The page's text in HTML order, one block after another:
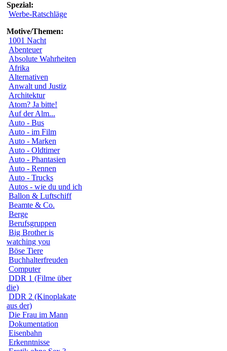
Spezial:
Werbe-Ratschläge
Motive/Themen:
1001 Nacht
Abenteuer
Absolute Wahrheiten
Afrika
Alternativen
Anwalt und Justiz
Architektur
Atom? Ja bitte!
Auf der Alm...
Auto - Bus
Auto - im Film
Auto - Marken
Auto - Oldtimer
Auto - Phantasien
Auto - Rennen
Auto - Trucks
Autos - wie du und ich
Ballon & Luftschiff
Beamte & Co.
Berge
Berufsgruppen
Big Brother is
watching you
Böse Tiere
Buchhalterfreuden
Computer
DDR 1 (Filme über
die)
DDR 2 (Kinoplakate
aus der)
Die Frau im Mann
Dokumentation
Eisenbahn
Erkenntnisse